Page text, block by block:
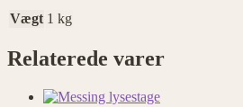
Vægt 1 kg
Relaterede varer